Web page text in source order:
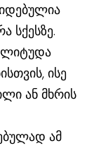
სქესზე.
ისე
ან მხრის
ამ